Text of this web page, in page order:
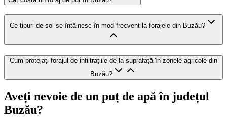
Ce tipuri de sol se întâlnesc în mod frecvent la forajele din Buzău?
Cum protejați forajul de infiltrațiile de la suprafață în zonele agricole din
Buzău?
Aveți nevoie de un puț de apă în județul
Buzău?